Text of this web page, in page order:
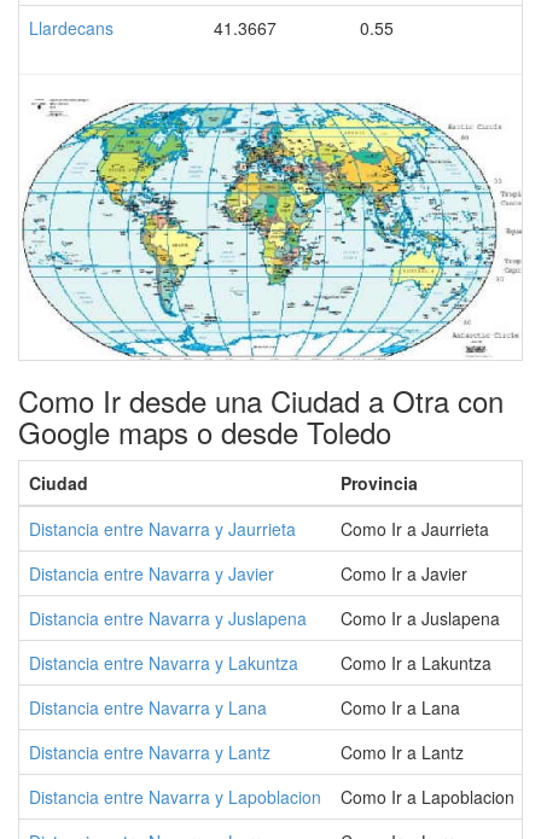
Llardecans
41.3667 0.55
Como Ir desde una Ciudad a Otra con
Google maps o desde Toledo
Ciudad
Provincia
Distancia entre Navarra y Jaurrieta
Como Ir a Jaurrieta
Distancia entre Navarra y Javier
Como Ir a Javier
Distancia entre Navarra y Juslapena
Como Ir a Juslapena
Distancia entre Navarra y Lakuntza
Como Ir a Lakuntza
Distancia entre Navarra y Lana
Como Ir a Lana
Distancia entre Navarra y Lantz
Como Ir a Lantz
Distancia entre Navarra y Lapoblacion
Como Ir a Lapoblacion